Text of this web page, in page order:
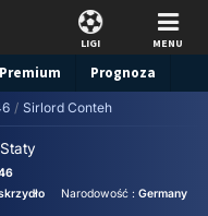
LIGI MENU
Premium Prognoza
/ Sirlord Conteh
Staty
Narodowość :Germany